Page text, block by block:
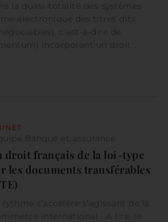
la quasi-totalité des systèmes
électronique des titres dits
c’est-à-dire de
incorporant un droit…
Banque et assurance
droit français de la loi-type
les documents transférables
s’accélère s’agissant de la
international …A lire, le